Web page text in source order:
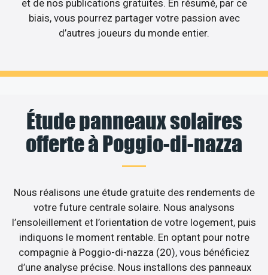
et de nos publications gratuites. En résumé, par ce
biais, vous pourrez partager votre passion avec
d’autres joueurs du monde entier.
Étude panneaux solaires
offerte à Poggio-di-nazza
Nous réalisons une étude gratuite des rendements de
votre future centrale solaire. Nous analysons
l’ensoleillement et l’orientation de votre logement, puis
indiquons le moment rentable. En optant pour notre
compagnie à Poggio-di-nazza (20), vous bénéficiez
d’une analyse précise. Nous installons des panneaux